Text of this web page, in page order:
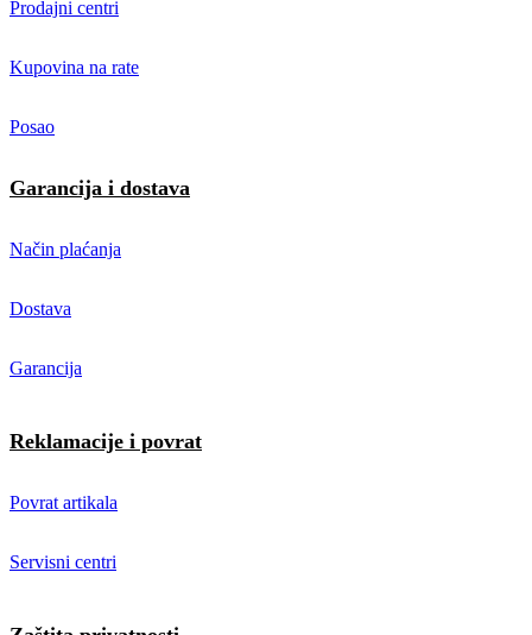
Prodajni centri
Kupovina na rate
Posao
Garancija i dostava
Način plaćanja
Dostava
Garancija
Reklamacije i povrat
Povrat artikala
Servisni centri